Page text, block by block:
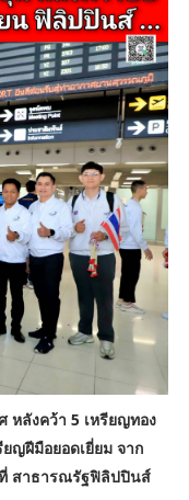
หลังคว้า 5 เหรียญทอง
ญฝีมือยอดเยี่ยม จาก
สาธารณรัฐฟิลิปปินส์